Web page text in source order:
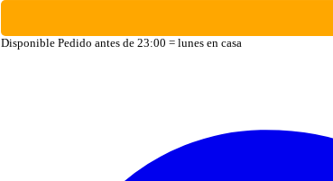
Disponible Pedido antes de 23:00 = lunes en casa